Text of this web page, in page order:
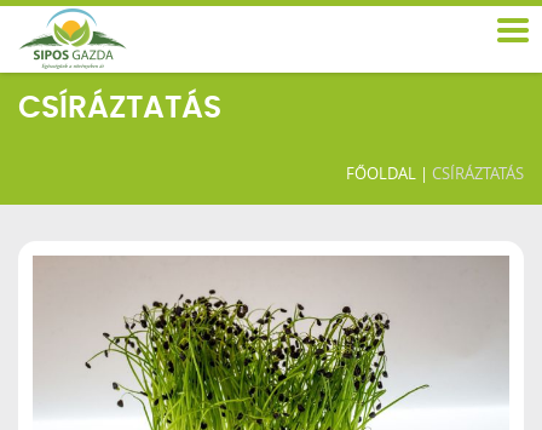
CSÍRÁZTATÁS
FŐOLDAL | CSÍRÁZTATÁS